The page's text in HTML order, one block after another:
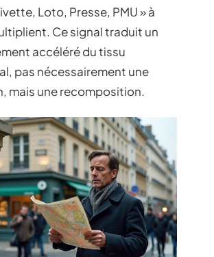
Loto, Presse, PMU » à
Ce signal traduit un
accéléré du tissu
pas nécessairement une
mais une recomposition.